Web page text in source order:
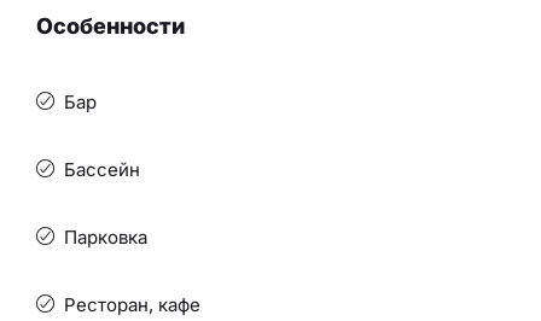
Особенности
Бар
Бассейн
Парковка
Ресторан, кафе